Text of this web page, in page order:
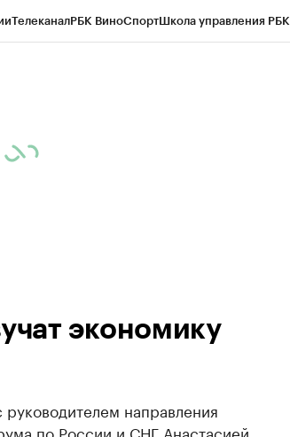
ТелеканалРБК ВиноСпортШкола управления РБК
экономику
направления
по России и СНГ Анастасией